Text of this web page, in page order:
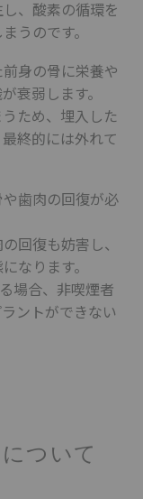
、酸素の循環を
うのです。
身の骨に栄養や
衰弱します。
ため、埋入した
終的には外れて
歯肉の回復が必
回復も妨害し、
なります。
場合、非喫煙者
ントができない
ついて